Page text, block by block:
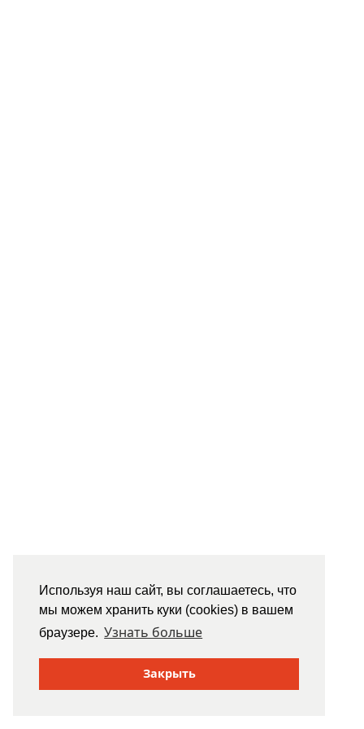
Используя наш сайт, вы соглашаетесь, что
мы можем хранить куки (cookies) в вашем
браузере. Узнать больше
Закрыть